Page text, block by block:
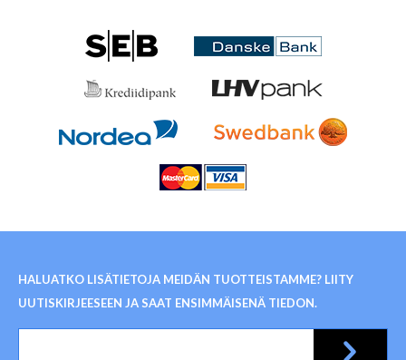
HALUATKO LISÄTIETOJA MEIDÄN TUOTTEISTAMME? LIITY
UUTISKIRJEESEEN JA SAAT ENSIMMÄISENÄ TIEDON.